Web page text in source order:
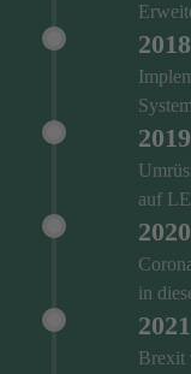
2018
2019
auf
2020
in
2021
Brexit